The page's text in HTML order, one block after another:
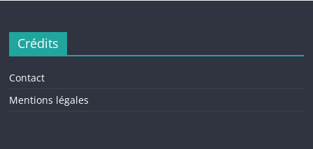
Crédits
Contact
Mentions légales